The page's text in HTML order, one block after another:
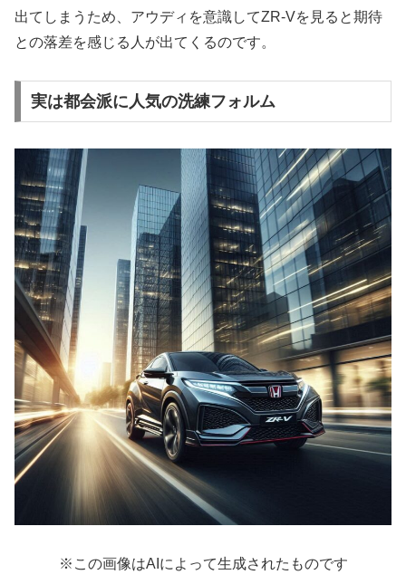
出てしまうため、アウディを意識してZR-Vを見ると期待
との落差を感じる人が出てくるのです。
実は都会派に人気の洗練フォルム
※この画像はAIによって生成されたものです